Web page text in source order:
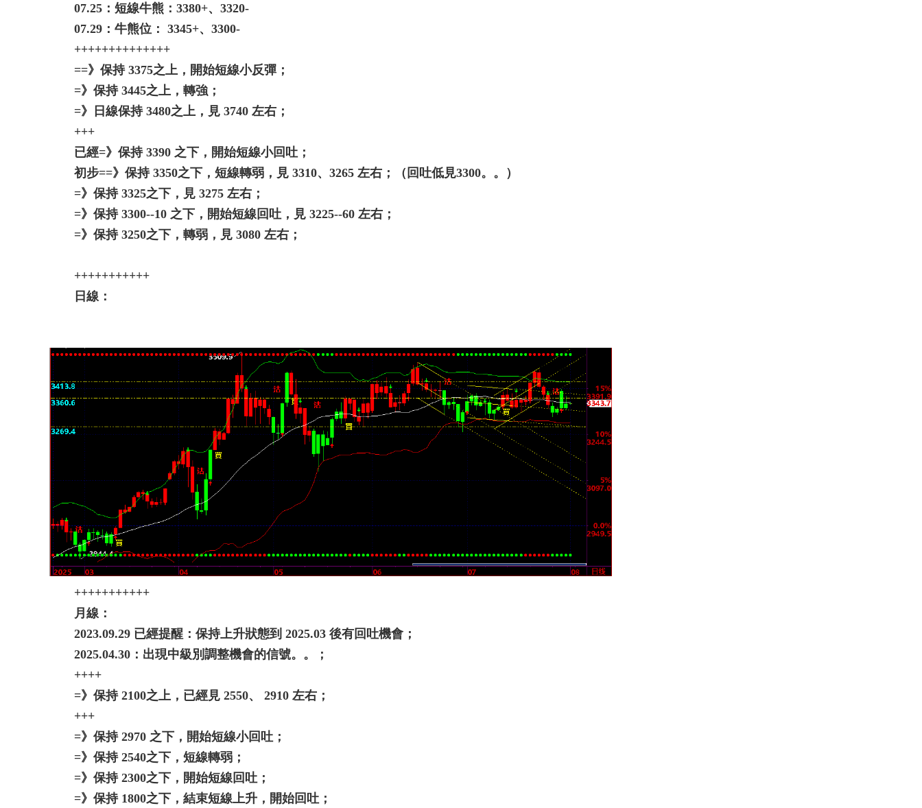
07.25：短線牛熊：3380+、3320-
07.29：牛熊位： 3345+、3300-
++++++++++++++
==》保持 3375之上，開始短線小反彈；
=》保持 3445之上，轉強；
=》日線保持 3480之上，見 3740 左右；
+++
已經=》保持 3390 之下，開始短線小回吐；
初步==》保持 3350之下，短線轉弱，見 3310、3265 左右；（回吐低見3300。。）
=》保持 3325之下，見 3275 左右；
=》保持 3300--10 之下，開始短線回吐，見 3225--60 左右；
=》保持 3250之下，轉弱，見 3080 左右；
+++++++++++
日線：
+++++++++++
月線：
2023.09.29 已經提醒：保持上升狀態到 2025.03 後有回吐機會；
2025.04.30：出現中級別調整機會的信號。。；
++++
=》保持 2100之上，已經見 2550、 2910 左右；
+++
=》保持 2970 之下，開始短線小回吐；
=》保持 2540之下，短線轉弱；
=》保持 2300之下，開始短線回吐；
=》保持 1800之下，結束短線上升，開始回吐；